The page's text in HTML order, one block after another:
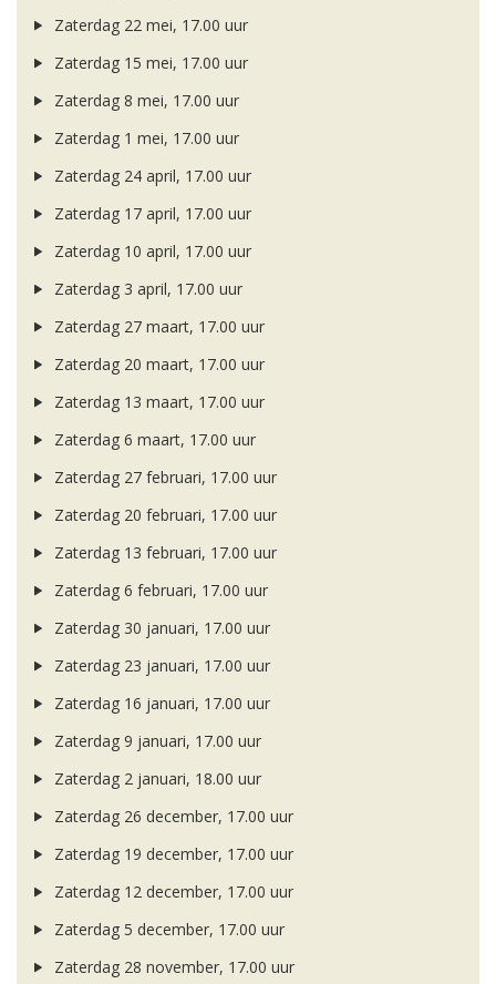
Zaterdag 22 mei, 17.00 uur
Zaterdag 15 mei, 17.00 uur
Zaterdag 8 mei, 17.00 uur
Zaterdag 1 mei, 17.00 uur
Zaterdag 24 april, 17.00 uur
Zaterdag 17 april, 17.00 uur
Zaterdag 10 april, 17.00 uur
Zaterdag 3 april, 17.00 uur
Zaterdag 27 maart, 17.00 uur
Zaterdag 20 maart, 17.00 uur
Zaterdag 13 maart, 17.00 uur
Zaterdag 6 maart, 17.00 uur
Zaterdag 27 februari, 17.00 uur
Zaterdag 20 februari, 17.00 uur
Zaterdag 13 februari, 17.00 uur
Zaterdag 6 februari, 17.00 uur
Zaterdag 30 januari, 17.00 uur
Zaterdag 23 januari, 17.00 uur
Zaterdag 16 januari, 17.00 uur
Zaterdag 9 januari, 17.00 uur
Zaterdag 2 januari, 18.00 uur
Zaterdag 26 december, 17.00 uur
Zaterdag 19 december, 17.00 uur
Zaterdag 12 december, 17.00 uur
Zaterdag 5 december, 17.00 uur
Zaterdag 28 november, 17.00 uur